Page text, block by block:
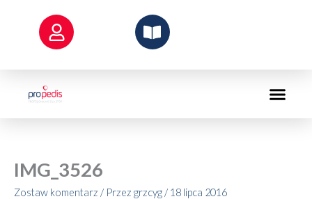
IMG_3526
Zostaw komentarz / Przez grzcyg / 18 lipca 2016